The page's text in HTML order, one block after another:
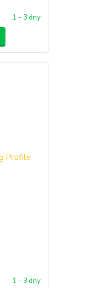
1 - 3 dny
1 - 3 dny